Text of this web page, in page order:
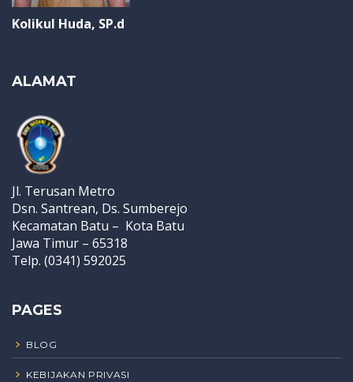
Kolikul Huda, SP.d
ALAMAT
Jl. Terusan Metro
Dsn. Santrean, Ds. Sumberejo
Kecamatan Batu – Kota Batu
Jawa Timur – 65318
Telp. (0341) 592025
PAGES
BLOG
KEBIJAKAN PRIVASI